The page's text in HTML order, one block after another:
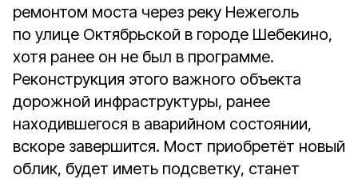
ремонтом моста через реку Нежеголь
по улице Октябрьской в городе Шебекино,
хотя ранее он не был в программе.
Реконструкция этого важного объекта
дорожной инфраструктуры, ранее
находившегося в аварийном состоянии,
вскоре завершится. Мост приобретёт новый
облик, будет иметь подсветку, станет